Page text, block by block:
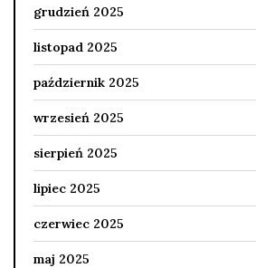
grudzień 2025
listopad 2025
październik 2025
wrzesień 2025
sierpień 2025
lipiec 2025
czerwiec 2025
maj 2025